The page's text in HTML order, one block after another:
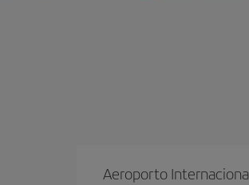
Aeroporto